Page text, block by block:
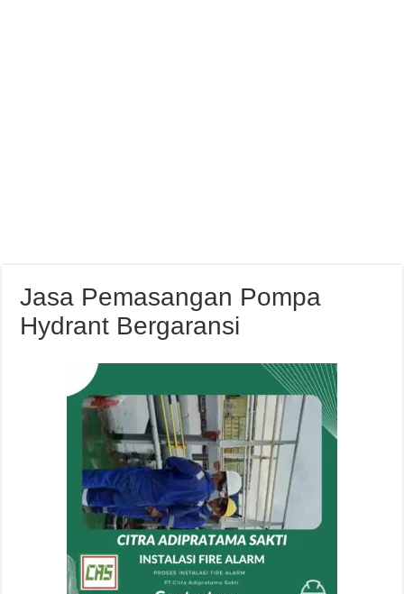
Jasa Pemasangan Pompa
Hydrant Bergaransi